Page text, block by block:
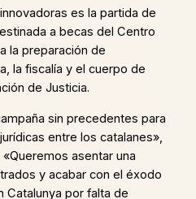
es la partida de
a becas del Centro
la preparación de
la fiscalía y el cuerpo de
de Justicia.
sin precedentes para
entre los catalanes»,
asentar una
y acabar con el éxodo
Catalunya por falta de